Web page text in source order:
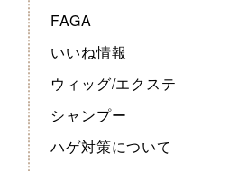
FAGA
いいね情報
ウィッグ/エクステ
シャンプー
ハゲ対策について